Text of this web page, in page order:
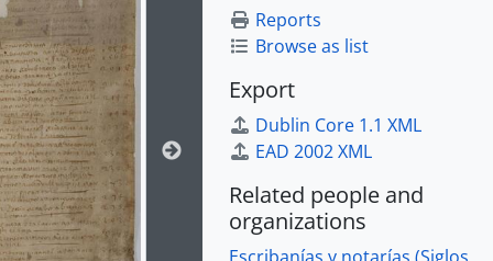
Reports
Browse as list
Export
Dublin Core 1.1 XML
EAD 2002 XML
Related people and
organizations